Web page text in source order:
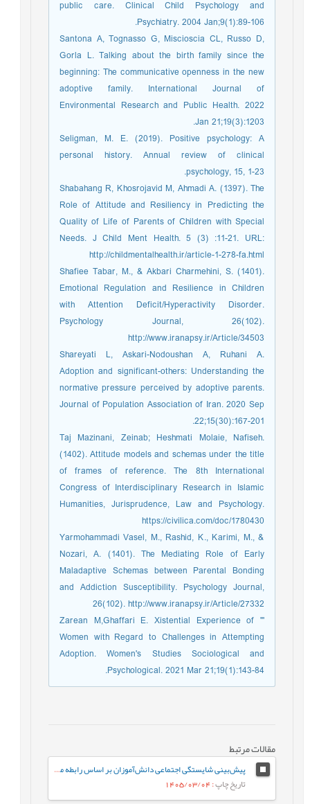
public care. Clinical Child Psychology and
Psychiatry. 2004 Jan;9(1):89-106.
Santona A, Tognasso G, Miscioscia CL, Russo D,
Gorla L. Talking about the birth family since the
beginning: The communicative openness in the new
adoptive family. International Journal of
Environmental Research and Public Health. 2022
Jan 21;19(3):1203.
Seligman, M. E. (2019). Positive psychology: A
personal history. Annual review of clinical
psychology, 15, 1-23.
Shabahang R, Khosrojavid M, Ahmadi A. (1397). The
Role of Attitude and Resiliency in Predicting the
Quality of Life of Parents of Children with Special
Needs. J Child Ment Health. 5 (3) :11-21. URL:
http://childmentalhealth.ir/article-1-278-fa.html
Shafiee Tabar, M., & Akbari Charmehini, S. (1401).
Emotional Regulation and Resilience in Children
with Attention Deficit/Hyperactivity Disorder.
Psychology Journal, 26(102).
http://www.iranapsy.ir/Article/34503
Shareyati L, Askari-Nodoushan A, Ruhani A.
Adoption and significant-others: Understanding the
normative pressure perceived by adoptive parents.
Journal of Population Association of Iran. 2020 Sep
22;15(30):167-201.
Taj Mazinani, Zeinab; Heshmati Molaie, Nafiseh.
(1402). Attitude models and schemas under the title
of frames of reference. The 8th International
Congress of Interdisciplinary Research in Islamic
Humanities, Jurisprudence, Law and Psychology.
https://civilica.com/doc/1780430
Yarmohammadi Vasel, M., Rashid, K., Karimi, M., &
Nozari, A. (1401). The Mediating Role of Early
Maladaptive Schemas between Parental Bonding
and Addiction Susceptibility. Psychology Journal,
26(102). http://www.iranapsy.ir/Article/27332
''' Zarean M,Ghaffari E. Xistential Experience of
Women with Regard to Challenges in Attempting
Adoption. Women's Studies Sociological and
Psychological. 2021 Mar 21;19(1):143-84.
مقالات مرتبط
پیش‌بینی شایستگی اجتماعی دانش‌آموزان بر اساس رابطه معلم-دانش‌آموز و احساس تعلق به مدرسه: نقش واسطه‌ای تنظیم رفتاری هیجان
تاریخ چاپ: 1405/03/04